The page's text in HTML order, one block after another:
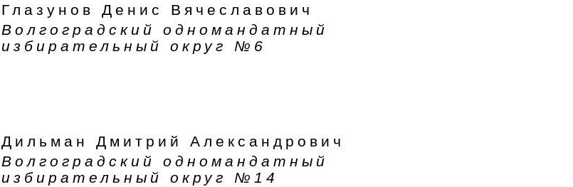
Глазунов Денис Вячеславович
Волгоградский одномандатный
избирательный округ №6
Дильман Дмитрий Александрович
Волгоградский одномандатный
избирательный округ №14